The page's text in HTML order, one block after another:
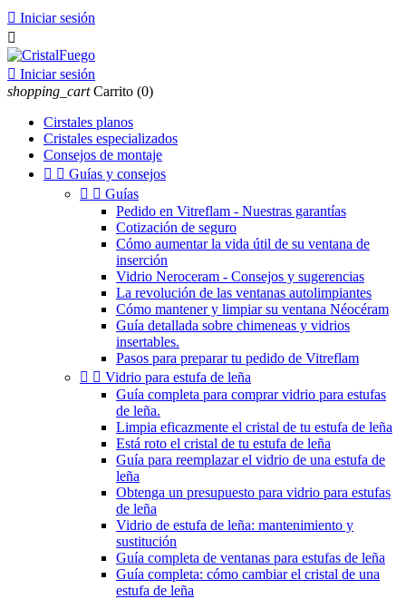
 Iniciar sesión

 Iniciar sesión
shopping_cart Carrito (0)
Cirstales planos
Cristales especializados
Consejos de montaje
  Guías y consejos
  Guías
Pedido en Vitreflam - Nuestras garantías
Cotización de seguro
Cómo aumentar la vida útil de su ventana de
inserción
Vidrio Neroceram - Consejos y sugerencias
La revolución de las ventanas autolimpiantes
Cómo mantener y limpiar su ventana Néocéram
Guía detallada sobre chimeneas y vidrios
insertables.
Pasos para preparar tu pedido de Vitreflam
  Vidrio para estufa de leña
Guía completa para comprar vidrio para estufas
de leña.
Limpia eficazmente el cristal de tu estufa de leña
Está roto el cristal de tu estufa de leña
Guía para reemplazar el vidrio de una estufa de
leña
Obtenga un presupuesto para vidrio para estufas
de leña
Vidrio de estufa de leña: mantenimiento y
sustitución
Guía completa de ventanas para estufas de leña
Guía completa: cómo cambiar el cristal de una
estufa de leña